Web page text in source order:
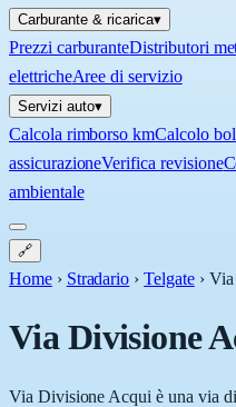
Carburante & ricarica▾
Prezzi carburanteDistributori
elettricheAree di servizio
Servizi auto▾
Calcola rimborso kmCalcolo
assicurazioneVerifica revisione
ambientale
🔗
Home › Stradario › Telgate ›
Via Divisione
Via Divisione Acqui è una via